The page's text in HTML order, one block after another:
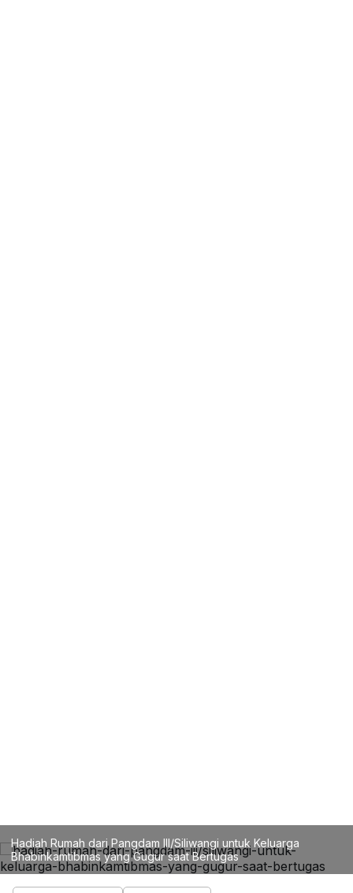
Hadiah Rumah dari Pangdam III/Siliwangi untuk Keluarga
Bhabinkamtibmas yang Gugur saat Bertugas